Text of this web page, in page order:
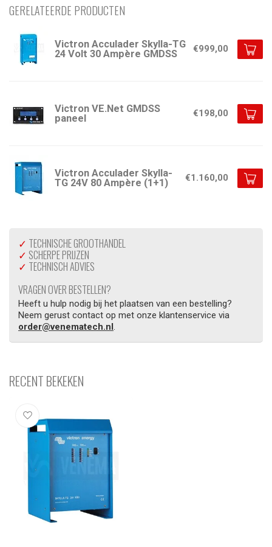
GERELATEERDE PRODUCTEN
Victron Acculader Skylla-TG
24 Volt 30 Ampère GMDSS
€999,00
Victron VE.Net GMDSS
paneel
€198,00
Victron Acculader Skylla-
TG 24V 80 Ampère (1+1)
€1.160,00
✓ TECHNISCHE GROOTHANDEL
✓ SCHERPE PRIJZEN
✓ TECHNISCH ADVIES
VRAGEN OVER BESTELLEN?
Heeft u hulp nodig bij het plaatsen van een bestelling?
Neem gerust contact op met onze klantenservice via
order@venematech.nl.
RECENT BEKEKEN